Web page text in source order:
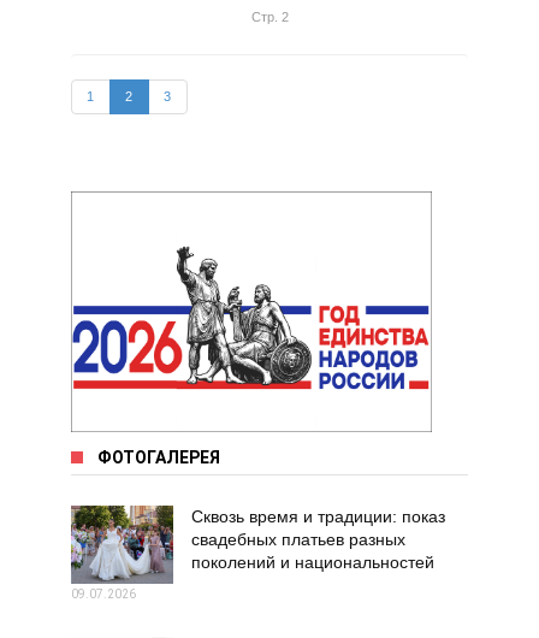
Стр. 2
1 2 3
ФОТОГАЛЕРЕЯ
Сквозь время и традиции: показ
свадебных платьев разных
поколений и национальностей
09.07.2026